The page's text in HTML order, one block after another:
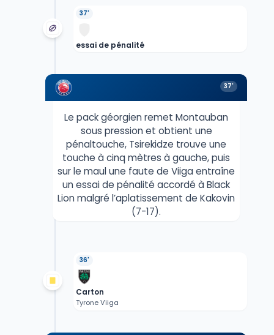
37'
essai de pénalité
37'
Le pack géorgien remet Montauban
sous pression et obtient une
pénaltouche, Tsirekidze trouve une
touche à cinq mètres à gauche, puis
sur le maul une faute de Viiga entraîne
un essai de pénalité accordé à Black
Lion malgré l’aplatissement de Kakovin
(7-17).
36'
Carton
Tyrone Viiga